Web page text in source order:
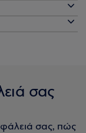
σας
σας, πώς